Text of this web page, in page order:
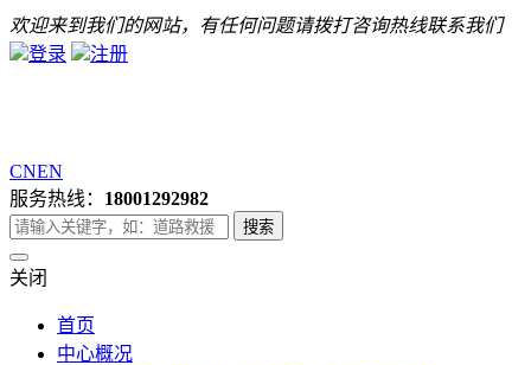
欢迎来到我们的网站，有任何问题请拨打咨询热线联系我们
登录
注册
CNEN
服务热线： 18001292982
关闭
首页
中心概况